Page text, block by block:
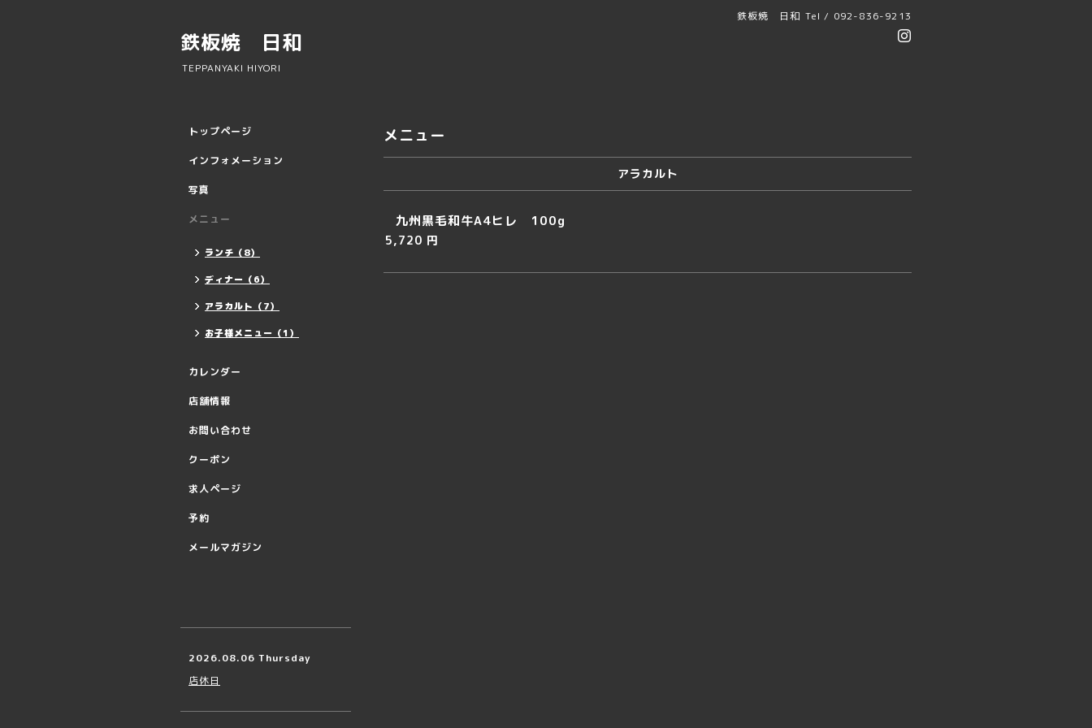
鉄板焼 日和 Tel / 092-836-9213
鉄板焼 日和
TEPPANYAKI HIYORI
メニュー
アラカルト
九州黒毛和牛A4ヒレ 100g
5,720 円
トップページ
インフォメーション
写真
メニュー
ランチ（8）
ディナー（6）
アラカルト（7）
お子様メニュー（1）
カレンダー
店舗情報
お問い合わせ
クーポン
求人ページ
予約
メールマガジン
2026.08.06 Thursday
店休日